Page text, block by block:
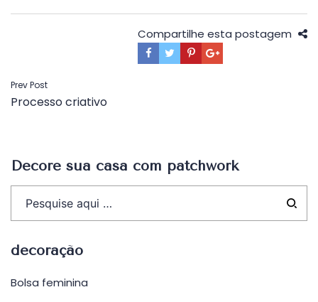
Compartilhe esta postagem
Navegação
de
Prev Post
Processo criativo
Decore sua casa com patchwork
decoração
Bolsa feminina